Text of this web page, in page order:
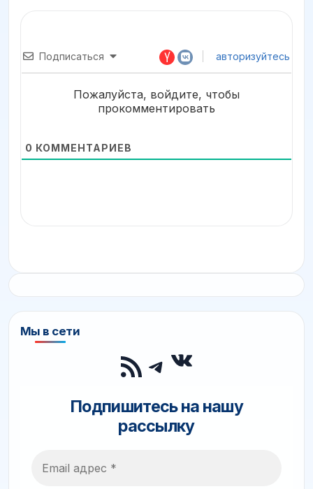
Подписаться авторизуйтесь
Пожалуйста, войдите, чтобы
прокомментировать
0 КОММЕНТАРИЕВ
Мы в сети
RSS-лента
Telegram
ВКонтакте
Подпишитесь на нашу
рассылку